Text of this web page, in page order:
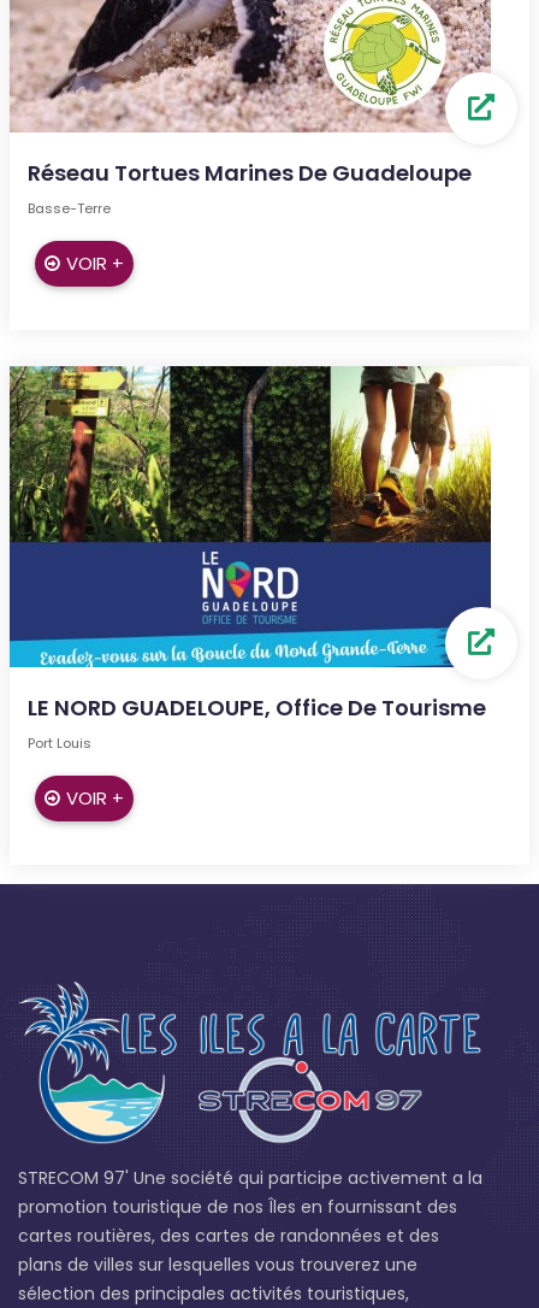
Réseau Tortues Marines De Guadeloupe
Basse-Terre
VOIR +
LE NORD GUADELOUPE, Office De Tourisme
Port Louis
VOIR +
STRECOM 97' Une société qui participe activement a la
promotion touristique de nos Îles en fournissant des
cartes routières, des cartes de randonnées et des
plans de villes sur lesquelles vous trouverez une
sélection des principales activités touristiques,